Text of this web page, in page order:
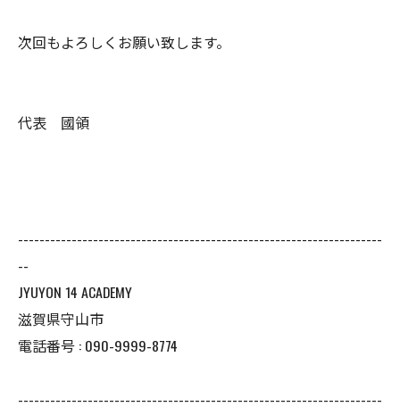
次回もよろしくお願い致します。
代表 國領
--------------------------------------------------------------------
--
JYUYON 14 ACADEMY
滋賀県守山市
電話番号 : 090-9999-8774
--------------------------------------------------------------------